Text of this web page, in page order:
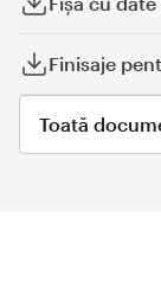
Finisaje
Toată